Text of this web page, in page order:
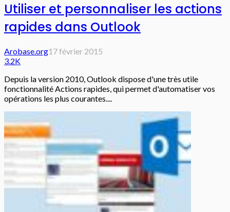
Utiliser et personnaliser les actions
rapides dans Outlook
Arobase.org17 février 2015
3.2K
Depuis la version 2010, Outlook dispose d'une très utile
fonctionnalité Actions rapides, qui permet d'automatiser vos
opérations les plus courantes....